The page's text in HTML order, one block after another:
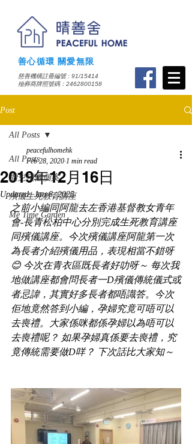
善心循環 關愛無限
慈善機構註冊編號 : 91/15414
​殮葬商牌照號碼：2462800158
Post
All Posts
胎兒殯儀個案
殯儀生死教育講座
Me Time Garden
All Posts
2019年12月16日
peacefulhomehk
Feb 28, 2020 1 min read
Updated:Jan 8, 2025
之前小編同阿龍去左香港基督教女青年
會-長青松柏中心分別完成生死教育講座
同殯儀講座。今次殯儀講座阿龍第一次
為長者介紹殯儀用品，表現相當不錯呀
😊 今次在青衣區既長者好叻呀～ 每次我
地做講座都會問長者一D殯儀傳統儀式或
者忌諱，其實好多長者都唔識答。今次
佢地竟然答到小編，孕婦究竟可唔可以
去喪禮。大家係咪都係孕婦以為唔可以
去喪禮呢？ 如果孕婦真係要去喪禮，究
竟傳統需要做D咩？ 下次話比大家知～